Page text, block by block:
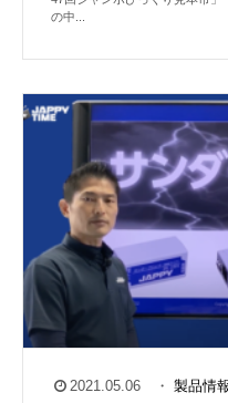
の中...
2021.05.06 ・ 製品情